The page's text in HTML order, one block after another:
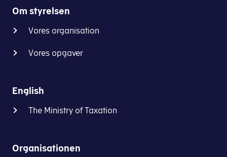
Om styrelsen
Vores organisation
Vores opgaver
English
The Ministry of Taxation
Organisationen